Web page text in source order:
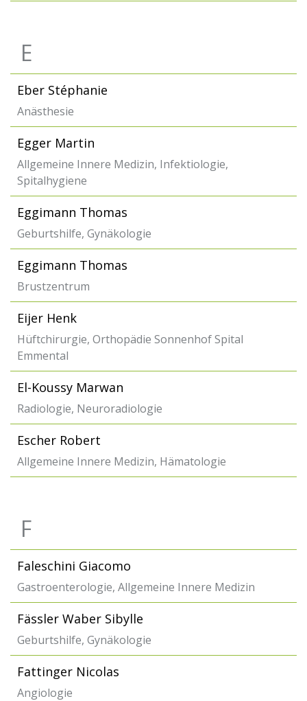
E
Eber Stéphanie
Anästhesie
Egger Martin
Allgemeine Innere Medizin, Infektiologie,
Spitalhygiene
Eggimann Thomas
Geburtshilfe, Gynäkologie
Eggimann Thomas
Brustzentrum
Eijer Henk
Hüftchirurgie, Orthopädie Sonnenhof Spital
Emmental
El-Koussy Marwan
Radiologie, Neuroradiologie
Escher Robert
Allgemeine Innere Medizin, Hämatologie
F
Faleschini Giacomo
Gastroenterologie, Allgemeine Innere Medizin
Fässler Waber Sibylle
Geburtshilfe, Gynäkologie
Fattinger Nicolas
Angiologie